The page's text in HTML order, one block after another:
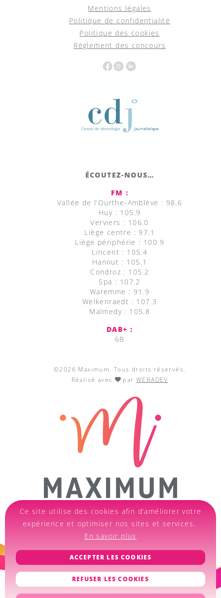
Mentions légales
Politique de confidentialité
Politique des cookies
Règlement des concours
ÉCOUTEZ-NOUS…
FM :
Vallée de l’Ourthe-Amblève : 98.6
Huy : 105.9
Verviers : 106.0
Liège centre : 97.1
Liège périphérie : 100.9
Lincent : 105.4
Hannut : 105.1
Condroz : 105.2
Spa : 107.2
Waremme : 91.9
Welkenraedt : 107.3
Malmedy : 105.8
DAB+ :
6B
©2026 Maximum. Tous droits réservés.
Réalisé avec
par WEBADEV
Ce site utilise des cookies afin d’améliorer votre
expérience et optimiser nos sites et services.
En savoir plus
ACCEPTER LES COOKIES
REFUSER LES COOKIES